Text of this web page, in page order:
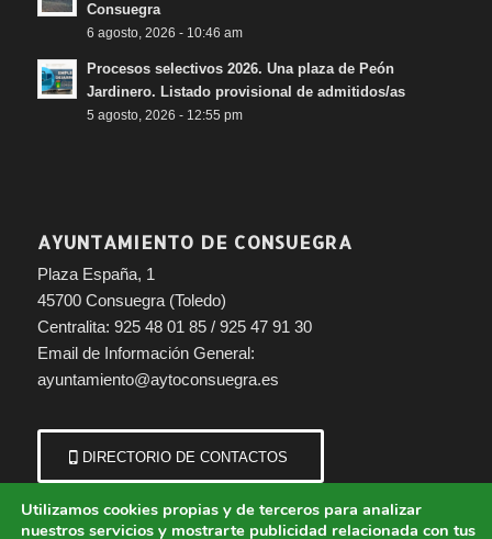
Consuegra
6 agosto, 2026 - 10:46 am
Procesos selectivos 2026. Una plaza de Peón
Jardinero. Listado provisional de admitidos/as
5 agosto, 2026 - 12:55 pm
AYUNTAMIENTO DE CONSUEGRA
Plaza España, 1
45700 Consuegra (Toledo)
Centralita: 925 48 01 85 / 925 47 91 30
Email de Información General:
ayuntamiento@aytoconsuegra.es
DIRECTORIO DE CONTACTOS
Utilizamos cookies propias y de terceros para analizar
nuestros servicios y mostrarte publicidad relacionada con tus